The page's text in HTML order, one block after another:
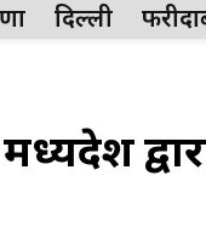
दिल्ली